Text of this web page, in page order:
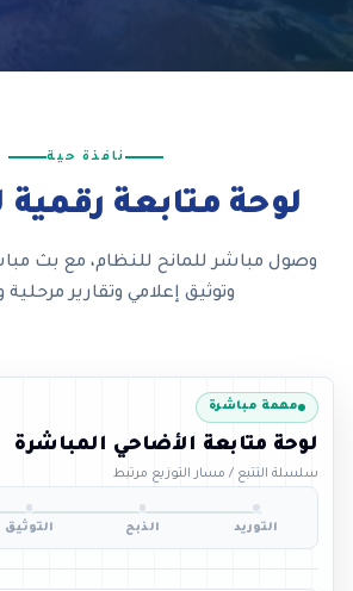
نافذة حية
لوحة متابعة
وصول مباشر للمانح للنظام، مع بث
وتوثيق إعلامي وتقارير مرحلية
مهمة مباشرة
لوحة متابعة الأضاحي المباشرة
سلسلة التتبع / مسار التوزيع مرتبط
التوريد الذبح التوثيق